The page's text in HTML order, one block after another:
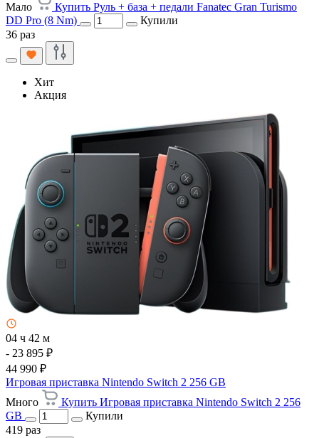
Мало
Купить Руль + база + педали Fanatec Gran Turismo
DD Pro (8 Nm)
Купили
36 раз
Хит
Акция
04 ч 42 м
- 23 895 ₽
44 990 ₽
Игровая приставка Nintendo Switch 2 256 GB
Много
Купить Игровая приставка Nintendo Switch 2 256
GB
Купили
419 раз